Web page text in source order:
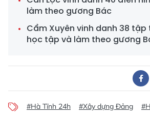
làm theo gương Bác
Cẩm Xuyên vinh danh 38 tập
học tập và làm theo gương
#Hà Tĩnh 24h #Xây dựng Đảng